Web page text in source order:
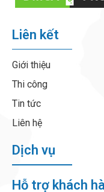
Liên kết
Giới thiệu
Thi công
Tin tức
Liên hệ
Dịch vụ
Hỗ trợ khách